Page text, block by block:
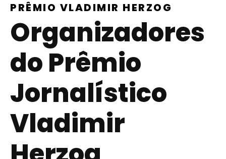
PRÊMIO VLADIMIR HERZOG
Organizadores
do Prêmio
Jornalístico
Vladimir